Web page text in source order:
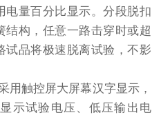
电量百分比显示。分段脱扣
构，任意一路击穿时或超
试品将极速脱离试验，不影
用触控屏大屏幕汉字显示，
示试验电压、低压输出电